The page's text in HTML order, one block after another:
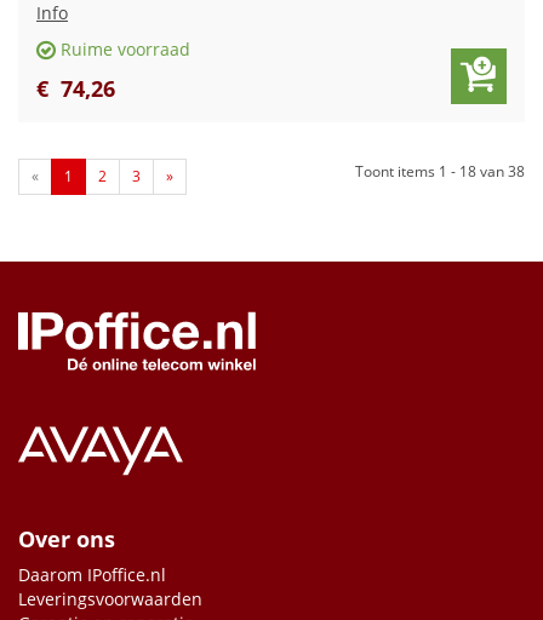
Info
Ruime voorraad
€ 74,26
Toont items 1 - 18van38
« 1 2 3 »
Over ons
Daarom IPoffice.nl
Leveringsvoorwaarden